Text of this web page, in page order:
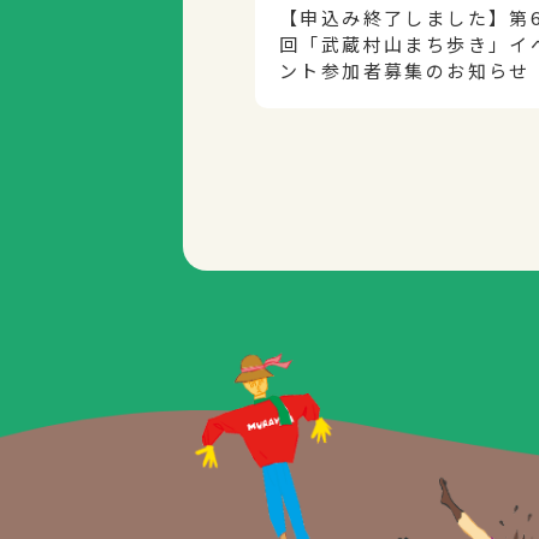
【申込み終了しました】第
回「武蔵村山まち歩き」イ
ント参加者募集のお知らせ